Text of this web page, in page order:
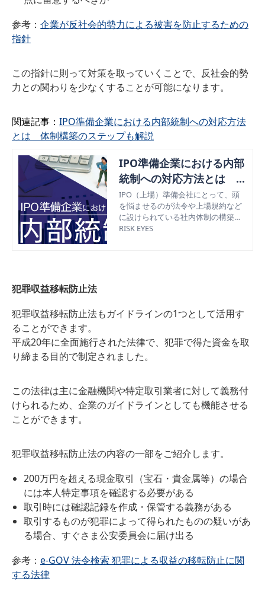
参考： 企業が反社会的勢力による被害を防止するための
指針
この指針に則って対策を取っていくことで、反社会的勢
力との関わりを少なくすることが可能になります。
関連記事： IPO準備企業における内部統制への対応方法
とは 体制構築のステップも解説
IPO準備企業における内部
統制への対応方法とは 体
制構築のステップも解説
IPO（上場）準備会社にとって、頭
を悩ませるのが法令や上場規約など
に設けられている社内体制の構築で
す。特に不可欠だとされている「内
RISK EYES
犯罪収益移転防止法
犯罪収益移転防止法もガイドラインの1つとして活用す
ることができます。
平成20年に全面施行された法律で、犯罪で得た資金を取
り締まる目的で制定されました。
この法律は主に金融機関や特定取引業者に対して義務付
けられるため、企業のガイドラインとしても機能させる
ことができます。
犯罪収益移転防止法の内容の一部をご紹介します。
200万円を超える現金取引（宝石・貴金属等）の場合
には本人特定事項を確認する必要がある
取引時には確認記録を作成・保管する義務がある
取引するものが犯罪によって得られたものの疑いがあ
る場合、すぐさま公安委員会に届け出る
参考： e-GOV 法令検索 犯罪による収益の移転防止に関
する法律